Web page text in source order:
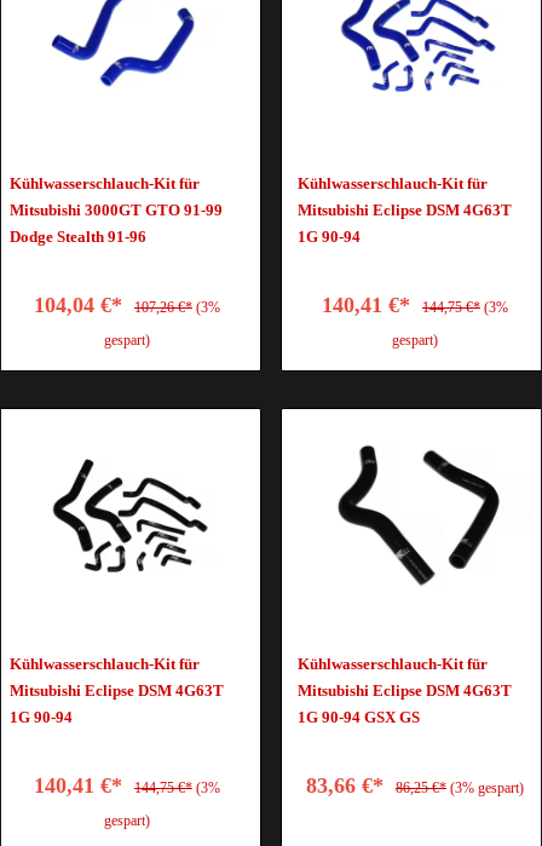
Kühlwasserschlauch-Kit für
Mitsubishi 3000GT GTO 91-99
Dodge Stealth 91-96
104,04 €* 107,26 €* (3%
gespart)
Kühlwasserschlauch-Kit für
Mitsubishi Eclipse DSM 4G63T
1G 90-94
140,41 €* 144,75 €* (3%
gespart)
Kühlwasserschlauch-Kit für
Mitsubishi Eclipse DSM 4G63T
1G 90-94
140,41 €* 144,75 €* (3%
gespart)
Kühlwasserschlauch-Kit für
Mitsubishi Eclipse DSM 4G63T
1G 90-94 GSX GS
83,66 €* 86,25 €* (3% gespart)